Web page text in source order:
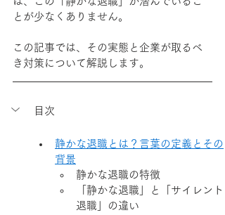
とが少なくありません。
この記事では、その実態と企業が取るべ
き対策について解説します。
目次
静かな退職とは？言葉の定義とその
背景
静かな退職の特徴
「静かな退職」と「サイレント
退職」の違い